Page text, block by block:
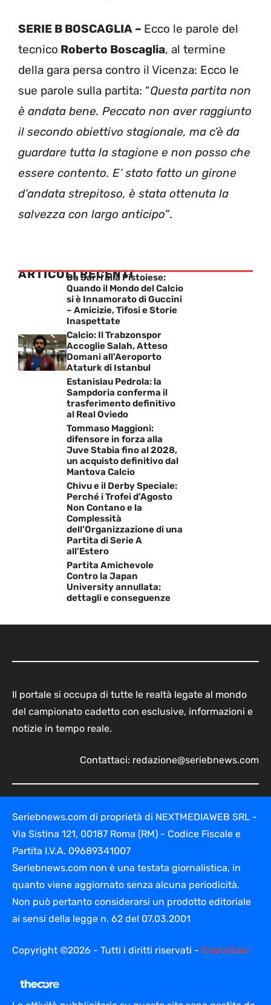
SERIE B BOSCAGLIA – Ecco le parole del
tecnico Roberto Boscaglia, al termine
della gara persa contro il Vicenza: Ecco le
sue parole sulla partita: “Questa partita non
è andata bene. Peccato non aver raggiunto
il secondo obiettivo stagionale, ma c’è da
guardare tutta la stagione e non posso che
essere contento. E’ stato fatto un girone
d’andata strepitoso, è stata ottenuta la
salvezza con largo anticipo”.
ARTICOLI RECENTI
Da Sarri alla Pistoiese:
Quando il Mondo del Calcio
si è Innamorato di Guccini
– Amicizie, Tifosi e Storie
Inaspettate
Calcio: Il Trabzonspor
Accoglie Salah, Atteso
Domani all’Aeroporto
Ataturk di Istanbul
Estanislau Pedrola: la
Sampdoria conferma il
trasferimento definitivo
al Real Oviedo
Tommaso Maggioni:
difensore in forza alla
Juve Stabia fino al 2028,
un acquisto definitivo dal
Mantova Calcio
Chivu e il Derby Speciale:
Perché i Trofei d’Agosto
Non Contano e la
Complessità
dell’Organizzazione di una
Partita di Serie A
all’Estero
Partita Amichevole
Contro la Japan
University annullata:
dettagli e conseguenze
Il portale si occupa di tutte le realtà legate al mondo
del campionato cadetto con esclusive, informazioni e
notizie in tempo reale.
Contattaci: redazione@seriebnews.com
Seriebnews.com di proprietà di NEXTMEDIAWEB SRL -
Via Sistina 121, 00187 Roma (RM) - Codice Fiscale e
Partita I.V.A. 09689341007
Seriebnews.com non è una testata giornalistica, in
quanto viene aggiornato senza alcuna periodicità.
Non può pertanto considerarsi un prodotto editoriale
ai sensi della legge n. 62 del 07.03.2001
Copyright ©2026 - Tutti i diritti riservati - Contattaci